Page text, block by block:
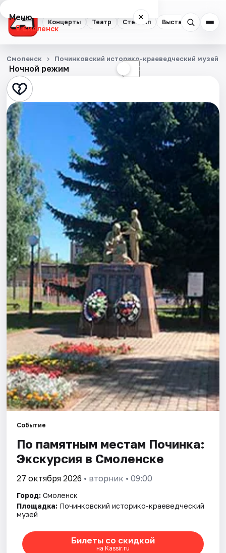
Концерты Театр Стендап Выставки
Меню ×
Смоленск
Концерты
Театр
Стендап
Выставки
Экскурсии
Спорт
События
Города
Площадки
Артисты
Рейтинги
Ночной режим ☾
Смоленск Починковский историко-краеведческий музей
Событие
По памятным местам Починка:
Экскурсия в Смоленске
27 октября 2026 • вторник • 09:00
Город: Смоленск
Площадка: Починковский историко-краеведческий
музей
Билеты со скидкой
на Kassir.ru